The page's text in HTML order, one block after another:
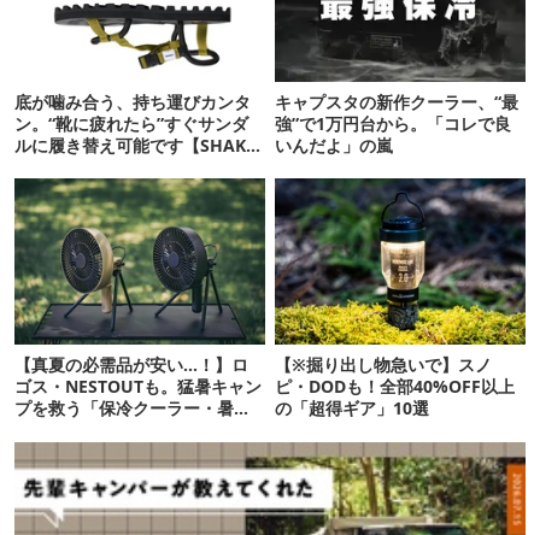
底が噛み合う、持ち運びカンタ
ン。“靴に疲れたら”すぐサンダ
ルに履き替え可能です【SHAKA
キャプスタの新作クーラー、“最
強”で1万円台から。「コレで良
いんだよ」の嵐
【真夏の必需品が安い…！】ロ
ゴス・NESTOUTも。猛暑キャン
プを救う「保冷クーラー・暑さ
【※掘り出し物急いで】スノ
ピ・DODも！全部40%OFF以上
の「超得ギア」10選